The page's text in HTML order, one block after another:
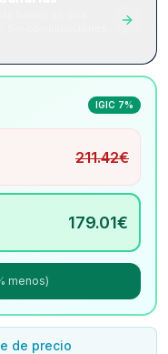
IGIC 7%
211.42€
179.01€
menos)
de precio